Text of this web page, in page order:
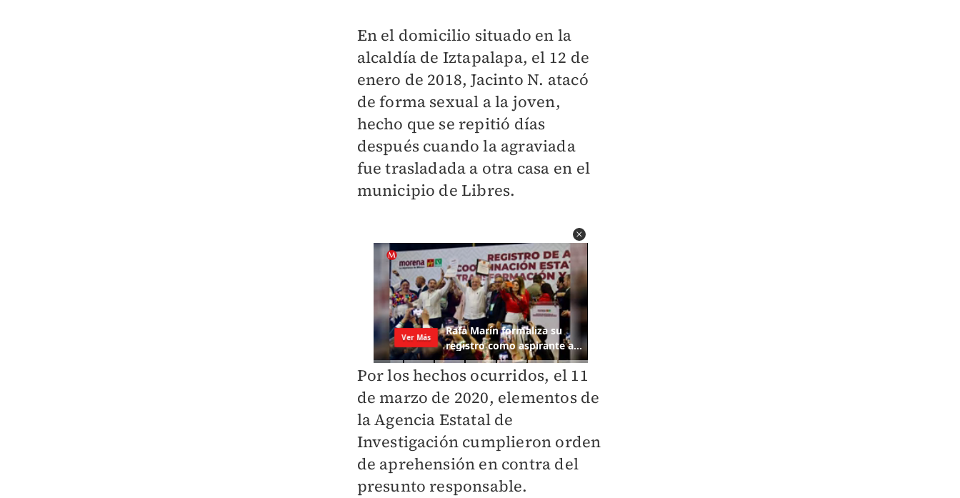
En el domicilio situado en la
alcaldía de Iztapalapa, el 12 de
enero de 2018, Jacinto N. atacó
de forma sexual a la joven,
hecho que se repitió días
después cuando la agraviada
fue trasladada a otra casa en el
municipio de Libres.
Por los hechos ocurridos, el 11
de marzo de 2020, elementos de
la Agencia Estatal de
Investigación cumplieron orden
de aprehensión en contra del
presunto responsable.